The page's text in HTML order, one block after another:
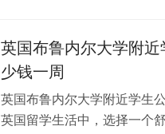
英国布鲁内尔大学附
少钱一周
英国布鲁内尔大学附近学生
英国留学生活中，选择一个